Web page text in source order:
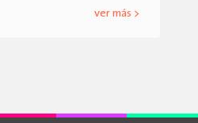
ver más >